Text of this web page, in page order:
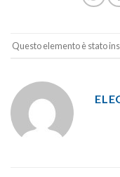
Questo elemento è stato